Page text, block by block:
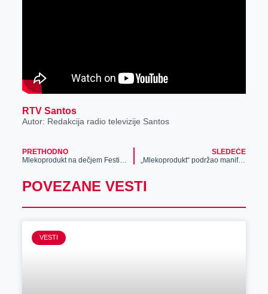
RTV Santos
Autor: Redakcija radio televizije Santos
PRETHODNO
SLEDEĆE
„Mlekoprodukt“ podržao manifestaciju „Uskršnje jaje“
POVEZANE VESTI
VESTI